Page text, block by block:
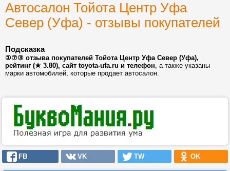
Автосалон Тойота Центр Уфа
Север (Уфа) - отзывы покупателей
Подсказка
①⑦③ отзыва покупателей Тойота Центр Уфа Север (Уфа),
рейтинг (★ 3.80), сайт toyota-ufa.ru и телефон, а также указаны
марки автомобилей, которые продает автосалон.
FB VK TW OK